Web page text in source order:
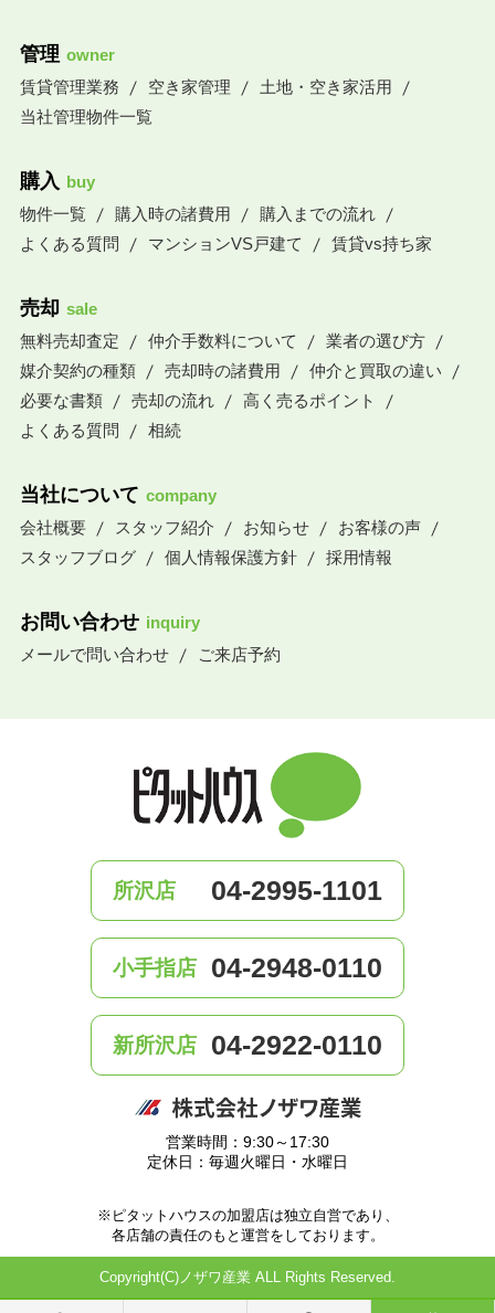
管理 owner
賃貸管理業務
空き家管理
土地・空き家活用
当社管理物件一覧
購入 buy
物件一覧
購入時の諸費用
購入までの流れ
よくある質問
マンションVS戸建て 賃貸vs持ち家
売却 sale
無料売却査定
仲介手数料について
業者の選び方
媒介契約の種類
売却時の諸費用
仲介と買取の違い
必要な書類
売却の流れ
高く売るポイント
よくある質問
相続
当社について company
会社概要
スタッフ紹介 お知らせ
お客様の声
スタッフブログ
個人情報保護方針 採用情報
お問い合わせ inquiry
メールで問い合わせ
ご来店予約
所沢店 04-2995-1101
小手指店 04-2948-0110
新所沢店 04-2922-0110
営業時間：9:30～17:30
定休日：毎週火曜日・水曜日
※ピタットハウスの加盟店は独立自営であり、
各店舗の責任のもと運営をしております。
Copyright(C)ノザワ産業 ALL Rights Reserved.